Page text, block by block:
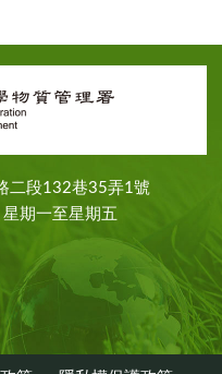
二段132巷35弄1號
期一至星期五